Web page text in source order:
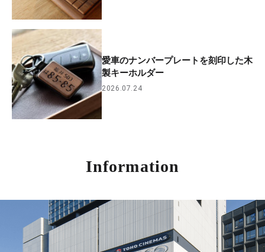
愛車のナンバープレートを刻印した木
製キーホルダー
2026.07.24
Information